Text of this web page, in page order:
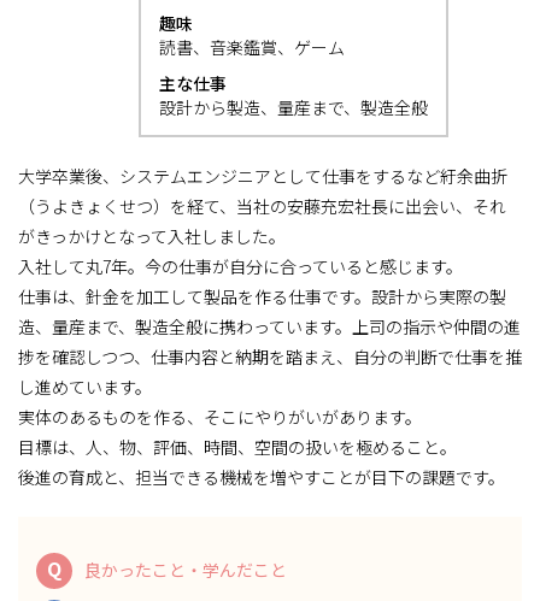
趣味
読書、音楽鑑賞、ゲーム
主な仕事
設計から製造、量産まで、製造全般
大学卒業後、システムエンジニアとして仕事をするなど紆余曲折
（うよきょくせつ）を経て、当社の安藤充宏社長に出会い、それ
がきっかけとなって入社しました。
入社して丸7年。今の仕事が自分に合っていると感じます。
仕事は、針金を加工して製品を作る仕事です。設計から実際の製
造、量産まで、製造全般に携わっています。上司の指示や仲間の進
捗を確認しつつ、仕事内容と納期を踏まえ、自分の判断で仕事を推
し進めています。
実体のあるものを作る、そこにやりがいがあります。
目標は、人、物、評価、時間、空間の扱いを極めること。
後進の育成と、担当できる機械を増やすことが目下の課題です。
Q 良かったこと・学んだこと